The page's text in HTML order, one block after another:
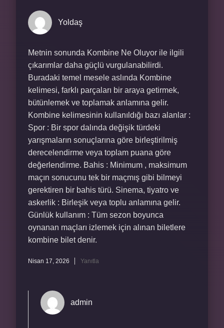
Yoldaş
Metnin sonunda Kombine Ne Oluyor ile ilgili
çıkarımlar daha güçlü vurgulanabilirdi.
Buradaki temel mesele aslında Kombine
kelimesi, farklı parçaları bir araya getirmek,
bütünlemek ve toplamak anlamına gelir.
Kombine kelimesinin kullanıldığı bazı alanlar :
Spor : Bir spor dalında değişik türdeki
yarışmaların sonuçlarına göre birleştirilmiş
derecelendirme veya toplam puana göre
değerlendirme. Bahis : Minimum , maksimum
maçın sonucunu tek bir maçmış gibi bilmeyi
gerektiren bir bahis türü. Sinema, tiyatro ve
askerlik : Birleşik veya toplu anlamına gelir.
Günlük kullanım : Tüm sezon boyunca
oynanan maçları izlemek için alınan biletlere
kombine bilet denir.
Nisan 17, 2026 Yanıtla
admin